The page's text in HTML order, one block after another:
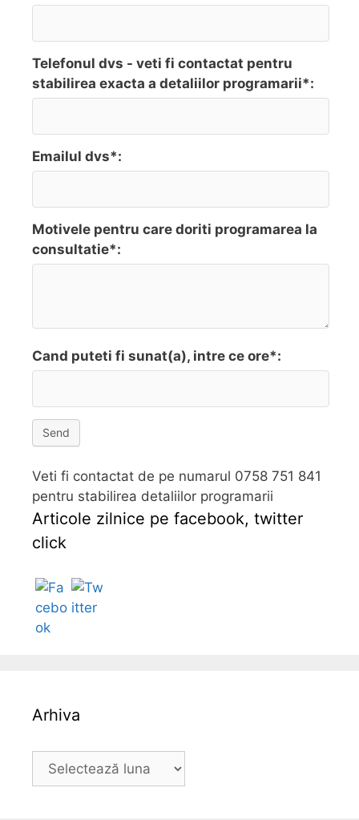
Telefonul dvs - veti fi contactat pentru
stabilirea exacta a detaliilor programarii*:
Emailul dvs*:
Motivele pentru care doriti programarea la
consultatie*:
Cand puteti fi sunat(a), intre ce ore*:
Send
Veti fi contactat de pe numarul 0758 751 841
pentru stabilirea detaliilor programarii
Articole zilnice pe facebook, twitter
click
Arhiva